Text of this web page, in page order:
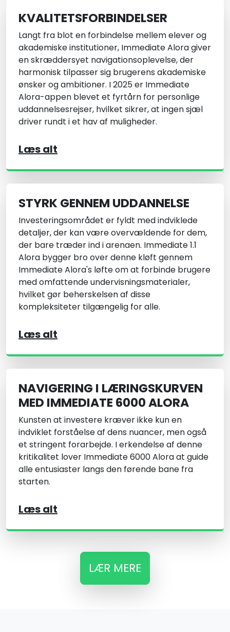
KVALITETSFORBINDELSER
Langt fra blot en forbindelse mellem elever og
akademiske institutioner, Immediate Alora giver
en skræddersyet navigationsoplevelse, der
harmonisk tilpasser sig brugerens akademiske
ønsker og ambitioner. I 2025 er Immediate
Alora-appen blevet et fyrtårn for personlige
uddannelsesrejser, hvilket sikrer, at ingen sjæl
driver rundt i et hav af muligheder.
Læs alt
STYRK GENNEM UDDANNELSE
Investeringsområdet er fyldt med indviklede
detaljer, der kan være overvældende for dem,
der bare træder ind i arenaen. Immediate 1.1
Alora bygger bro over denne kløft gennem
Immediate Alora's løfte om at forbinde brugere
med omfattende undervisningsmaterialer,
hvilket gør beherskelsen af disse
kompleksiteter tilgængelig for alle.
Læs alt
NAVIGERING I LÆRINGSKURVEN
MED IMMEDIATE 6000 ALORA
Kunsten at investere kræver ikke kun en
indviklet forståelse af dens nuancer, men også
et stringent forarbejde. I erkendelse af denne
kritikalitet lover Immediate 6000 Alora at guide
alle entusiaster langs den førende bane fra
starten.
Læs alt
LÆR MERE